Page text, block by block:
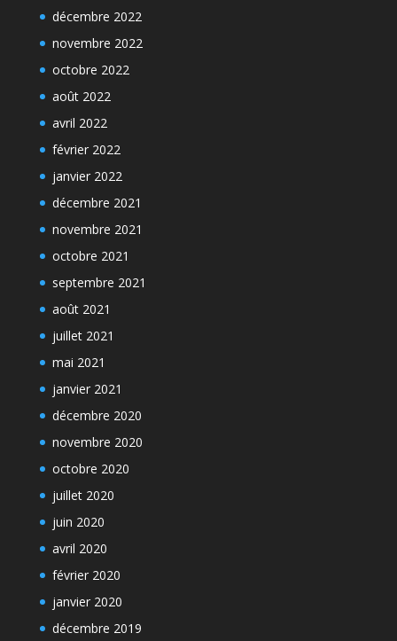
décembre 2022
novembre 2022
octobre 2022
août 2022
avril 2022
février 2022
janvier 2022
décembre 2021
novembre 2021
octobre 2021
septembre 2021
août 2021
juillet 2021
mai 2021
janvier 2021
décembre 2020
novembre 2020
octobre 2020
juillet 2020
juin 2020
avril 2020
février 2020
janvier 2020
décembre 2019